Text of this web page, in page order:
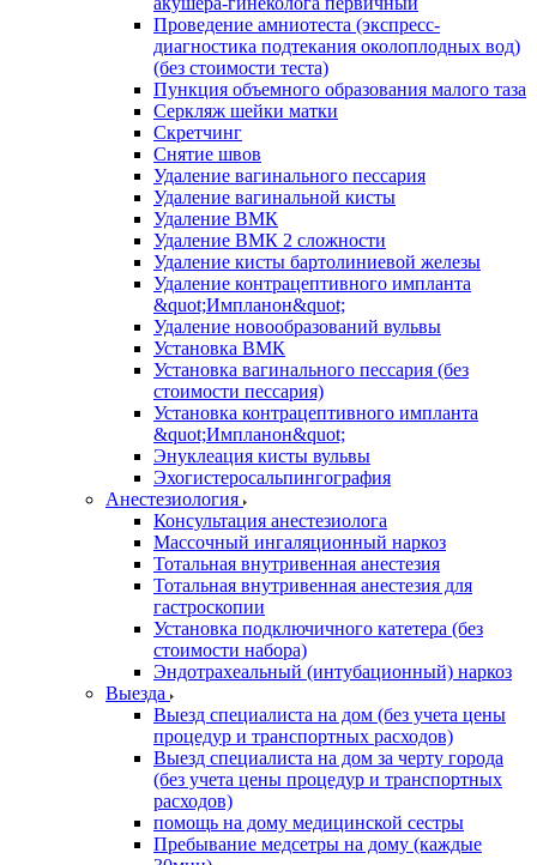
Проведение амниотеста (экспресс-
диагностика подтекания околоплодных вод)
(без стоимости теста)
Пункция объемного образования малого таза
Серкляж шейки матки
Скретчинг
Снятие швов
Удаление вагинального пессария
Удаление вагинальной кисты
Удаление ВМК
Удаление ВМК 2 сложности
Удаление кисты бартолиниевой железы
Удаление контрацептивного импланта
&quot;Импланон&quot;
Удаление новообразований вульвы
Установка ВМК
Установка вагинального пессария (без
стоимости пессария)
Установка контрацептивного импланта
&quot;Импланон&quot;
Энуклеация кисты вульвы
Эхогистеросальпингография
Анестезиология
Консультация анестезиолога
Массочный ингаляционный наркоз
Тотальная внутривенная анестезия
Тотальная внутривенная анестезия для
гастроскопии
Установка подключичного катетера (без
стоимости набора)
Эндотрахеальный (интубационный) наркоз
Выезда
Выезд специалиста на дом (без учета цены
процедур и транспортных расходов)
Выезд специалиста на дом за черту города
(без учета цены процедур и транспортных
расходов)
помощь на дому медицинской сестры
Пребывание медсетры на дому (каждые